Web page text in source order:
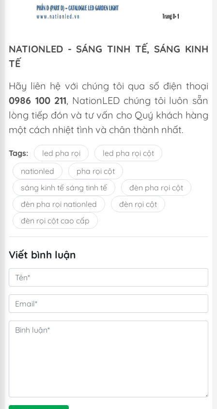
NATIONLED - SÁNG TINH TẾ, SÁNG KINH
TẾ
Hãy liên hệ với chúng tôi qua số điện thoại
0986 100 211, NationLED chúng tôi luôn sẵn
lòng tiếp đón và tư vấn cho Quý khách hàng
một cách nhiệt tình và chân thành nhất.
Tags: led pha rọi
led pha rọi cột
nationled
pha rọi cột
sáng kinh tế sáng tinh tế
đèn pha rọi cột
đèn pha rọi nationled
đèn rọi cột
đèn rọi cột cao cấp
Viết bình luận